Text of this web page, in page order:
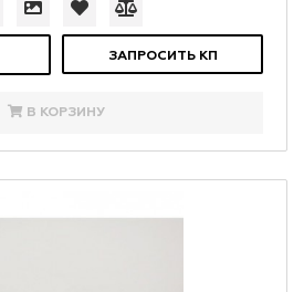
ЗАПРОСИТЬ КП
В КОРЗИНУ